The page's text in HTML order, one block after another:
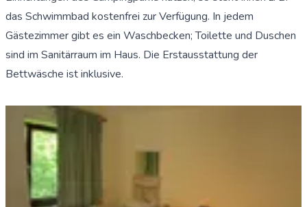
das Schwimmbad kostenfrei zur Verfügung. In jedem
Gästezimmer gibt es ein Waschbecken; Toilette und Duschen
sind im Sanitärraum im Haus. Die Erstausstattung der
Bettwäsche ist inklusive.